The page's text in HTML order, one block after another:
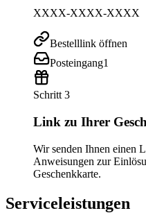
XXXX-XXXX-XXXX
Bestelllink öffnen
Posteingang1
Schritt 3
Link zu Ihrer
Wir senden Ihnen einen
Anweisungen zur
Geschenkkarte.
Serviceleistungen